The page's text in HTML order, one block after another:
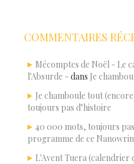
COMMENTAIRES
Mécomptes de Noël - Le
l'Absurde - dans Je
Je chamboule tout
toujours pas d’histoire
40 000 mots, toujours
programme de ce
L'Avent Tuera (calendrier